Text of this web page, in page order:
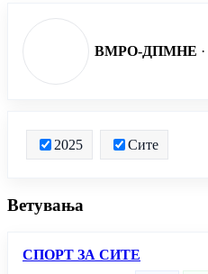
ВМРО-ДПМНЕ ·
2025 Сите
Ветувања
СПОРТ ЗА СИТЕ